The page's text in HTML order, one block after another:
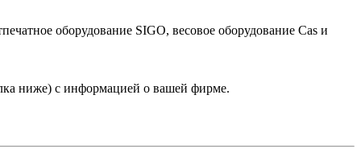
оборудование SIGO, весовое оборудование Cas и
ниже) с информацией о вашей фирме.